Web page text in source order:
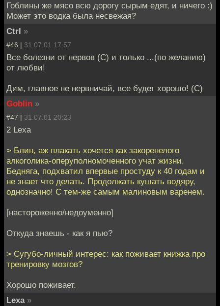
Гоблины же мясо всю дорогу сырым едят, и ничего :)
Может это водка была несвежая?
Ctrl »
#46 | 31.07.01 17:57
Все болезни от нервов (С) и только ...(по желанию)
от любви!
Дим, главное не нервничай, все будет хорошо! (С)
Goblin »
#47 | 31.07.01 20:23
2 Lexa
> Блин, аж плакать хочется как закоренелого
алкоголика-оперуполномоченного учат жизни.
Бедняга, подхватил впервые простуду к 40 годам и
не знает что делать. Продолжать кушать водяру,
однозначно! С тем-же самым малиновым варенем.
[настороженно/недоуменно]
Откуда знаешь - как я пью?
> Сугубо-личный интерес: как поживает книжка про
тренировку мозгов?
Хорошо поживает.
Lexa »